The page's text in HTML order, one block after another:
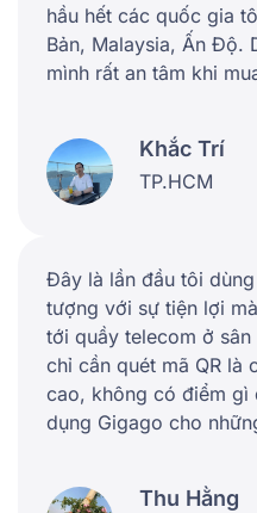
hầu hết các quốc gia
Bản, Malaysia, Ấn Độ.
mình rất an tâm khi
Khắc Trí
TP.HCM
Đây là lần đầu tôi
tượng với sự tiện lợi
tới quầy telecom ở
chỉ cần quét mã QR là
cao, không có điểm gì
dụng Gigago cho
Thu Hằng